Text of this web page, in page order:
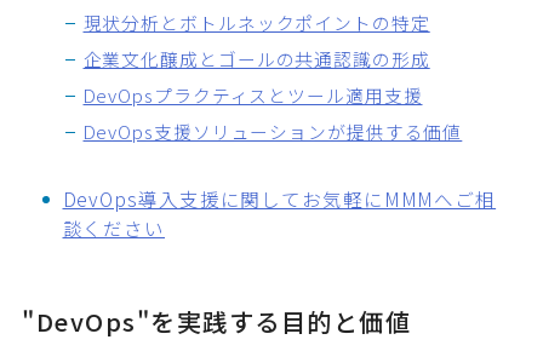
現状分析とボトルネックポイントの特定
企業文化醸成とゴールの共通認識の形成
DevOpsプラクティスとツール適用支援
DevOps支援ソリューションが提供する価値
DevOps導入支援に関してお気軽にMMMへご相
談ください
"DevOps"を実践する目的と価値